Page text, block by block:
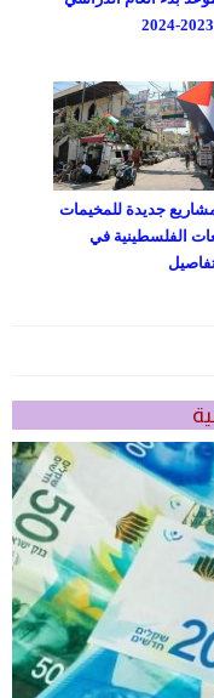
جديدة للمخيمات
الفلسطينية في